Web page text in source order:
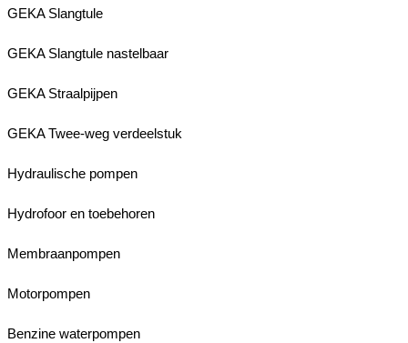
GEKA Slangtule
GEKA Slangtule nastelbaar
GEKA Straalpijpen
GEKA Twee-weg verdeelstuk
Hydraulische pompen
Hydrofoor en toebehoren
Membraanpompen
Motorpompen
Benzine waterpompen